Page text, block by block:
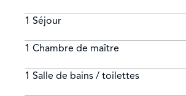
1 Séjour
1 Chambre de maître
1 Salle de bains / toilettes